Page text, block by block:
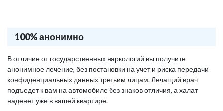
100% анонимно
В отличие от государственных наркологий вы получите
анонимное лечение, без постановки на учет и риска передачи
конфиденциальных данных третьим лицам. Лечащий врач
подъедет к вам на автомобиле без знаков отличия, а халат
наденет уже в вашей квартире.